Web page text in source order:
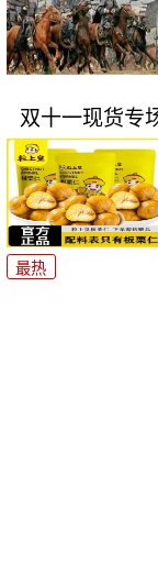
双十一现货专
最热